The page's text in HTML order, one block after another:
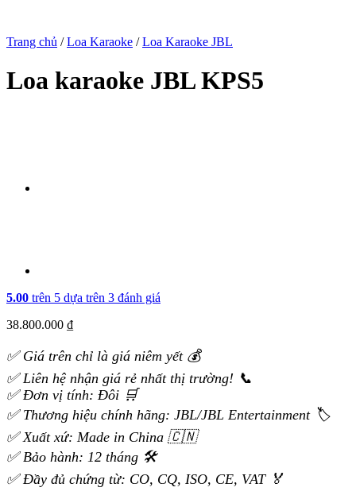
Trang chủ / Loa Karaoke / Loa Karaoke JBL
Loa karaoke JBL KPS5
5.00 trên 5 dựa trên 3 đánh giá
38.800.000 ₫
✅ Giá trên chỉ là giá niêm yết 💰
✅ Liên hệ nhận giá rẻ nhất thị trường! 📞
✅ Đơn vị tính: Đôi 🛒
✅ Thương hiệu chính hãng: JBL/JBL Entertainment 🏷️
✅ Xuất xứ: Made in China 🇨🇳
✅ Bảo hành: 12 tháng 🛠️
✅ Đầy đủ chứng từ: CO, CQ, ISO, CE, VAT 🏅